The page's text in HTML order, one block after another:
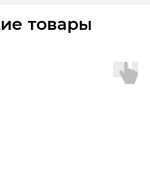
товары